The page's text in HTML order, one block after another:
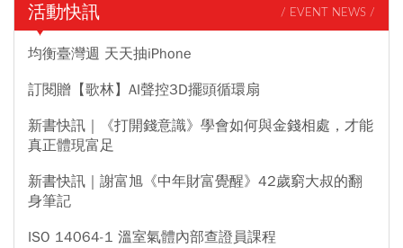
活動快訊 / EVENT NEWS /
均衡臺灣週 天天抽iPhone
訂閱贈【歌林】AI聲控3D擺頭循環扇
新書快訊｜《打開錢意識》學會如何與金錢相處，才能
真正體現富足
新書快訊｜謝富旭《中年財富覺醒》42歲窮大叔的翻
身筆記
ISO 14064-1 溫室氣體內部查證員課程